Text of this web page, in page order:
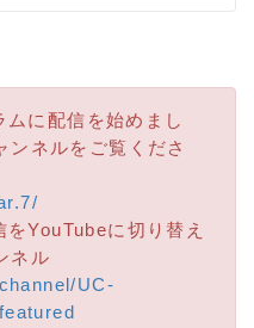
に配信を始めまし
ンネルをご覧くださ
YouTubeに切り替え
ネル
UC-